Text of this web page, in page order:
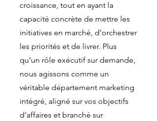
croissance, tout en ayant la
capacité concrète de mettre les
initiatives en marché, d’orchestrer
les priorités et de livrer. Plus
qu’un rôle exécutif sur demande,
nous agissons comme un
véritable département marketing
intégré, aligné sur vos objectifs
d’affaires et branché sur